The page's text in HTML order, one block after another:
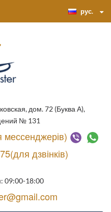
рус.
дом. 72 (Буква А),
№ 131
дзвінків)
09:00-18:00